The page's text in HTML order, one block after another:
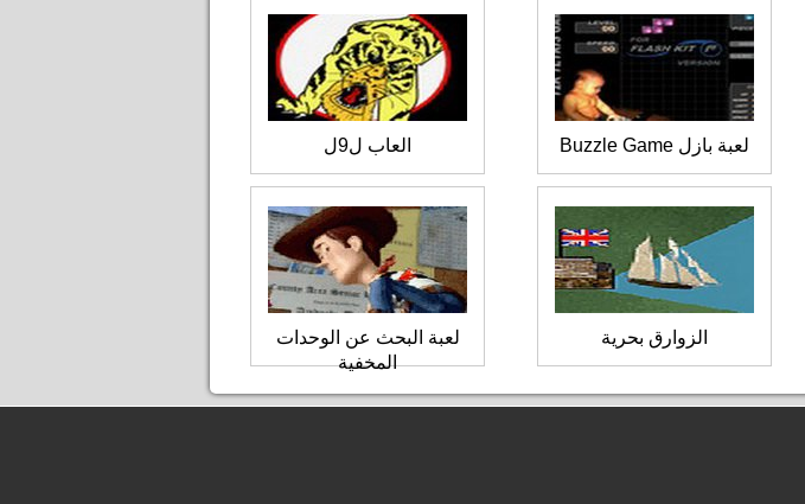
لعبة بازل Buzzle Game العاب ل9ل
الزوارق بحرية
لعبة البحث عن الوحدات
المخفية